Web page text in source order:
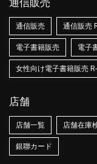
通信販売
通信販売 通信販売
電子書籍販売 電子
女性向け電子書籍販売
店舗
店舗一覧 店舗在庫
銀聯カード